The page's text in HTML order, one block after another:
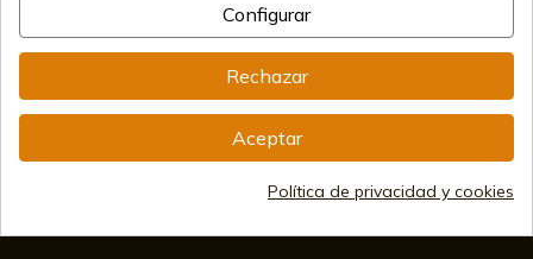
Métodos de pago seguros
Envíos internacionales
Configurar
Rechazar
Aceptar
Política de privacidad y cookies